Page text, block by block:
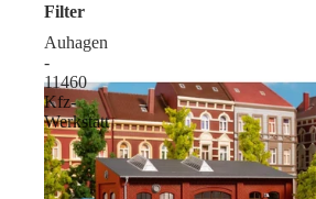
Filter
Auhagen
-
11460
Kfz-
Werkstatt